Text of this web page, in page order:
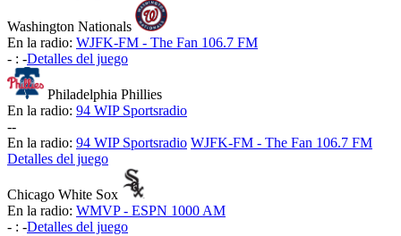
Washington Nationals
En la radio: WJFK-FM - The Fan 106.7 FM
- : -Detalles del juego
Philadelphia Phillies
En la radio: 94 WIP Sportsradio
--
En la radio: 94 WIP Sportsradio WJFK-FM - The Fan 106.7 FM
Detalles del juego
Chicago White Sox
En la radio: WMVP - ESPN 1000 AM
- : -Detalles del juego